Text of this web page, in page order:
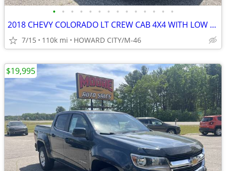
• • • • • • • • • • • • • •
2018 CHEVY COLORADO LT CREW CAB 4X4 WITH LOW MILES
7/15 110k mi HOWARD CITY/M-46
$19,995